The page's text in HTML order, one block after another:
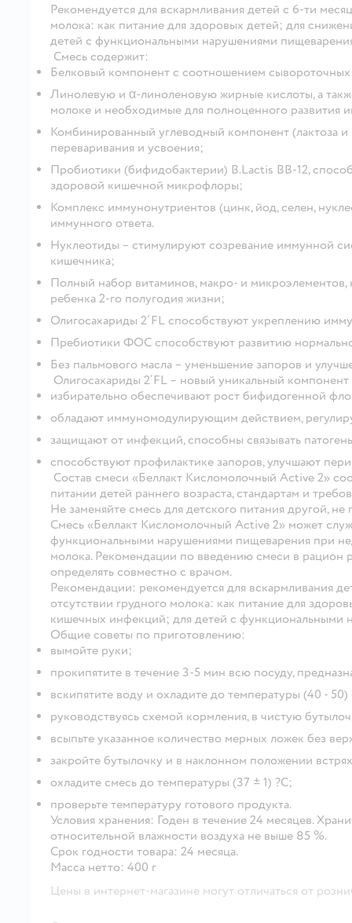
Рекомендуется для вскармливания детей с 6-ти
молока: как питание для здоровых детей; для
детей с функциональными нарушениями
Смесь содержит:
Белковый компонент с соотношением
Линолевую и α-линоленовую жирные кислоты, а
молоке и необходимые для полноценного развития
Комбинированный углеводный компонент (лактоза
переваривания и усвоения;
Пробиотики (бифидобактерии) В.Lactis ВВ-12,
здоровой кишечной микрофлоры;
Комплекс иммунонутриентов (цинк, йод, селен,
иммунного ответа.
Нуклеотиды – стимулируют созревание иммунной
кишечника;
Полный набор витаминов, макро- и микроэлементов,
ребенка 2-го полугодия жизни;
Олигосахариды 2´FL способствуют укреплению
Пребиотики ФОС способствуют развитию
Без пальмового масла – уменьшение запоров и
Олигосахариды 2’FL – новый уникальный
избирательно обеспечивают рост бифидогенной
обладают иммуномодулирующим действием,
защищают от инфекций, способны связывать
способствуют профилактике запоров, улучшают
Состав смеси «Беллакт Кисломолочный Active 2»
питании детей раннего возраста, стандартам и
Не заменяйте смесь для детского питания другой,
Смесь «Беллакт Кисломолочный Active 2» может
функциональными нарушениями пищеварения при
молока. Рекомендации по введению смеси в рацион
определять совместно с врачом.
Рекомендации: рекомендуется для вскармливания
отсутствии грудного молока: как питание для
кишечных инфекций; для детей с функциональными
Общие советы по приготовлению:
вымойте руки;
прокипятите в течение 3-5 мин всю посуду,
вскипятите воду и охладите до температуры (40 - 50)
руководствуясь схемой кормления, в чистую
всыпьте указанное количество мерных ложек без
закройте бутылочку и в наклонном положении
охладите смесь до температуры (37 ± 1) ?С;
проверьте температуру готового продукта.
Условия хранения: Годен в течение 24 месяцев.
относительной влажности воздуха не выше 85 %.
Срок годности товара: 24 месяца.
Масса нетто: 400 г
Цены в интернет-магазине могут отличаться от